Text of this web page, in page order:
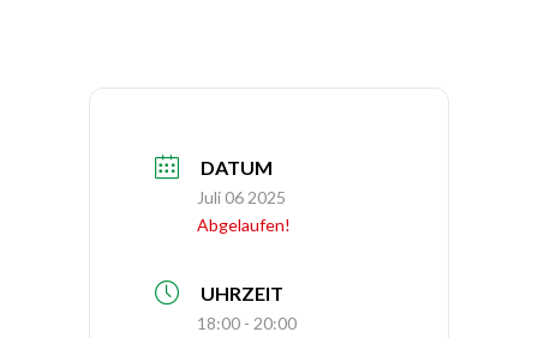
DATUM
Juli 06 2025
Abgelaufen!
UHRZEIT
18:00 - 20:00